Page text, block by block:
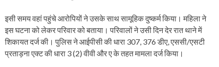
इसी समय वहां पहुंचे आरोपियों ने उसके साथ सामूहिक दुष्कर्म किया। महिला ने
इस घटना को लेकर परिवार को बताया। परिवालों ने उसी दिन देर रात थाने में
शिकायत दर्ज की। पुलिस ने आईपीसी की धारा 307, 376 डीए, एससी/एसटी
प्रताड़ना एक्ट की धारा 3 (2) वीवी और ए के तहत मामला दर्ज किया।